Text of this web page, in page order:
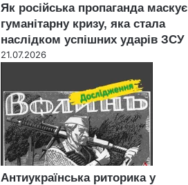
Як російська пропаганда маскує
гуманітарну кризу, яка стала
наслідком успішних ударів ЗСУ
21.07.2026
Антиукраїнська риторика у